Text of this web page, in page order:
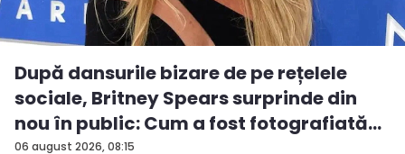
06 august 2026, 08:15
După dansurile bizare de pe rețelele
sociale, Britney Spears surprinde din
nou în public: Cum a fost fotografiată
î...